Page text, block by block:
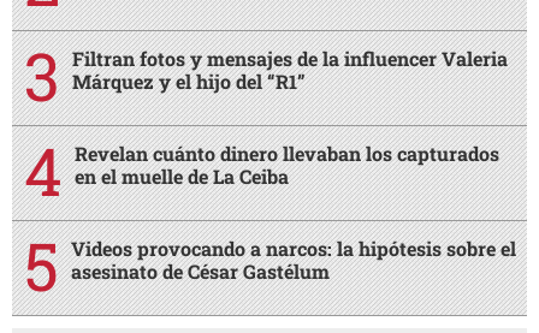
Filtran fotos y mensajes de la influencer Valeria
Márquez y el hijo del “R1”
Revelan cuánto dinero llevaban los capturados
en el muelle de La Ceiba
Videos provocando a narcos: la hipótesis sobre el
asesinato de César Gastélum